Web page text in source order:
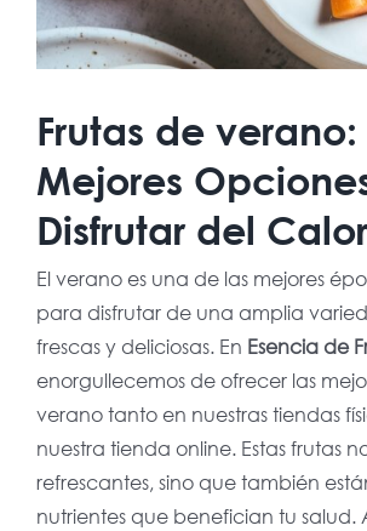
Frutas de verano:
Mejores
Disfrutar del Calor
El verano es una de las mejores
para disfrutar de una amplia
frescas y deliciosas. En Esencia de
enorgullecemos de ofrecer las
verano tanto en nuestras tiendas
nuestra tienda online. Estas frutas
refrescantes, sino que también
nutrientes que benefician tu salud.